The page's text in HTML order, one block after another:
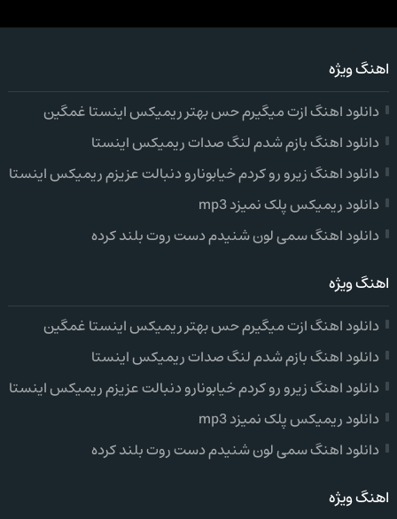
اهنگ ویژه
دانلود اهنگ ازت میگیرم حس بهتر ریمیکس اینستا غمگین
دانلود اهنگ بازم شدم لنگ صدات ریمیکس اینستا
دانلود اهنگ زیرو رو کردم خیابونارو دنبالت عزیزم ریمیکس اینستا
دانلود ریمیکس پلک نمیزد mp3
دانلود اهنگ سمی لون شنیدم دست روت بلند کرده
اهنگ ویژه
دانلود اهنگ ازت میگیرم حس بهتر ریمیکس اینستا غمگین
دانلود اهنگ بازم شدم لنگ صدات ریمیکس اینستا
دانلود اهنگ زیرو رو کردم خیابونارو دنبالت عزیزم ریمیکس اینستا
دانلود ریمیکس پلک نمیزد mp3
دانلود اهنگ سمی لون شنیدم دست روت بلند کرده
اهنگ ویژه